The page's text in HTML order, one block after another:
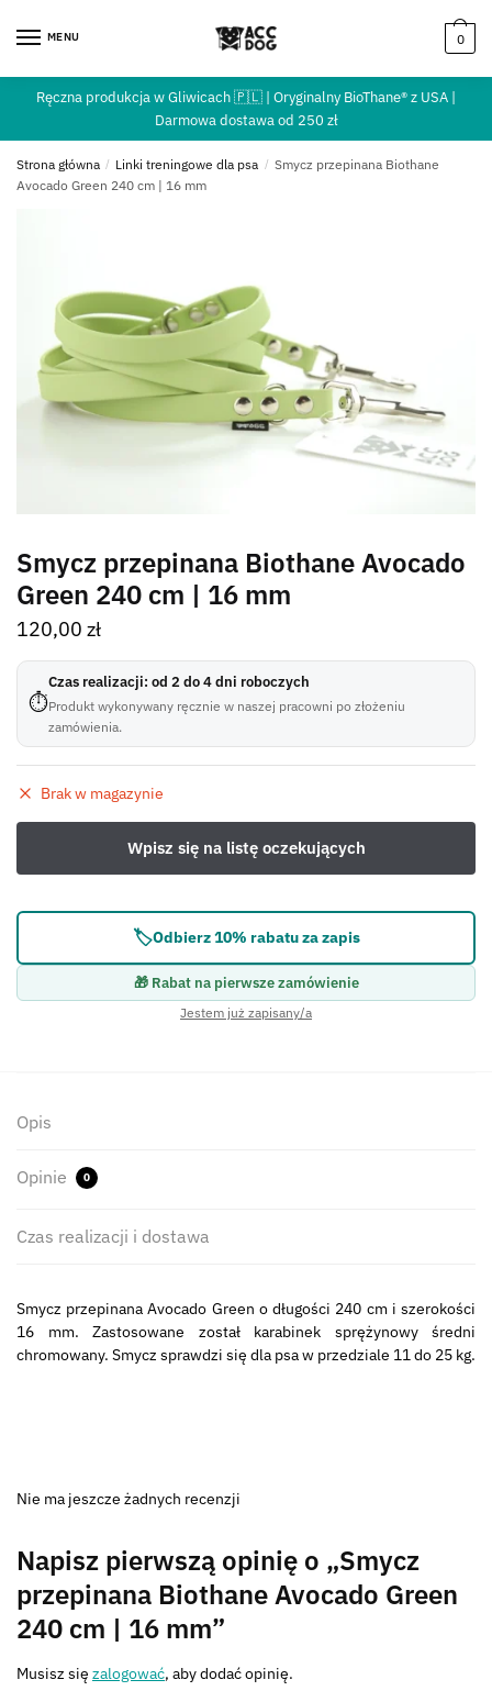
MENU 0
Ręczna produkcja w Gliwicach 🇵🇱 | Oryginalny BioThane® z USA |
Darmowa dostawa od 250 zł
Strona główna / Linki treningowe dla psa / Smycz przepinana Biothane
Avocado Green 240 cm | 16 mm
Smycz przepinana Biothane Avocado
Green 240 cm | 16 mm
120,00 zł
⏱
Czas realizacji: od 2 do 4 dni roboczych
Produkt wykonywany ręcznie w naszej pracowni po złożeniu
zamówienia.
Brak w magazynie
🏷️Odbierz 10% rabatu za zapis
🎁 Rabat na pierwsze zamówienie
Jestem już zapisany/a
Opis
Opinie 0
Czas realizacji i dostawa
Smycz przepinana Avocado Green o długości 240 cm i szerokości
16 mm. Zastosowane został karabinek sprężynowy średni
chromowany. Smycz sprawdzi się dla psa w przedziale 11 do 25 kg.
Nie ma jeszcze żadnych recenzji
Napisz pierwszą opinię o „Smycz
przepinana Biothane Avocado Green
240 cm | 16 mm”
Musisz się zalogować, aby dodać opinię.